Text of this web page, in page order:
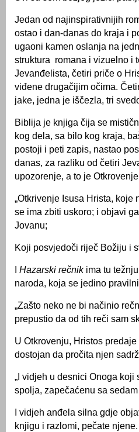
Jedan od najinspirativnijih
ostao i dan-danas do kraja i
ugaoni kamen oslanja na
struktura romana i vizuelno i
Jevanđelista, četiri priče o
viđene drugačijim očima.
jake, jedna je iščezla, tri
Biblija je knjiga čija se
kog dela, sa bilo kog kraja,
postoji i peti zapis, nastao
danas, za razliku od četiri
upozorenje, a to je
„Otkrivenje Isusa Hrista,
se ima zbiti uskoro; i objavi
Jovanu;
Koji posvjedoči riječ Božiju i
I Hazarski rečnikima tu
naroda, koja se jedino
„Zašto neko ne bi načinio
prepustio da od tih reči sam
U Otkrovenju, Hristos
dostojan da pročita njen
„I vidjeh u desnici Onoga
spolja, zapečaćenu sa
I vidjeh anđela silna gdje
knjigu i razlomi, pečate njene.